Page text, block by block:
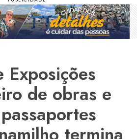
Exposições
de obras e